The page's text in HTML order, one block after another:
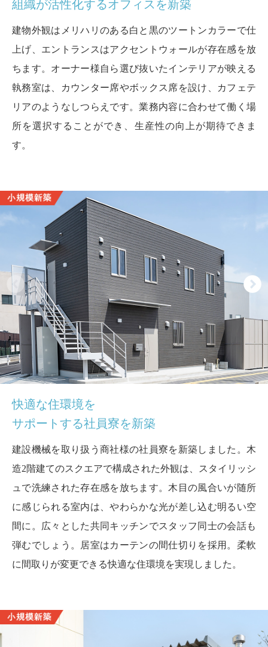
組織が活性化するオフィスを新築
建物外観はメリハリのある白と黒のツートンカラーで仕
上げ、エントランスはアクセントウォールが存在感を放
ちます。オーナー様自ら選び抜いたインテリアが映える
執務室は、カウンター席やボックス席を設け、カフェテ
リアのようなしつらえです。業務内容に合わせて働く場
所を選択することができ、生産性の向上が期待できま
す。
快適な住環境を
サポートする社員寮を新築
建設機械を取り扱う商社様の社員寮を新築しました。木
造2階建てのスクエアで構成された外観は、スタイリッシ
ュで洗練された存在感を放ちます。木目の風合いが随所
に感じられる室内は、やわらかな光が差し込む明るい空
間に。広々とした共同キッチンでスタッフ同士の会話も
弾むでしょう。居室はカーテンの間仕切りを採用。柔軟
に間取りが変更できる快適な住環境を実現しました。